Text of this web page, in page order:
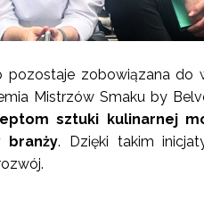
pozostaje zobowiązana do
Mistrzów Smaku by
sztuki kulinarnej
branży. Dzięki takim